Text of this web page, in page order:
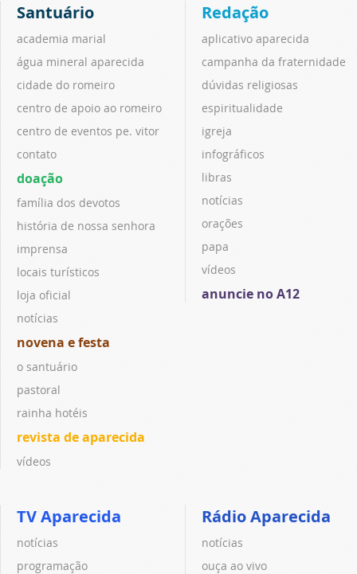
Santuário
academia marial
água mineral aparecida
cidade do romeiro
centro de apoio ao romeiro
centro de eventos pe. vitor
contato
doação
família dos devotos
história de nossa senhora
imprensa
locais turísticos
loja oficial
notícias
novena e festa
o santuário
pastoral
rainha hotéis
revista de aparecida
vídeos
Redação
aplicativo aparecida
campanha da fraternidade
dúvidas religiosas
espiritualidade
igreja
infográficos
libras
notícias
orações
papa
vídeos
anuncie no A12
TV Aparecida
notícias
programação
Rádio Aparecida
notícias
ouça ao vivo